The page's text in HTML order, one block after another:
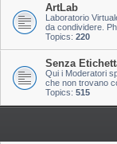
ArtLab
Laboratorio
da condividere.
Topics: 220
Senza
Qui i Moderatori
che non trovano
Topics: 515